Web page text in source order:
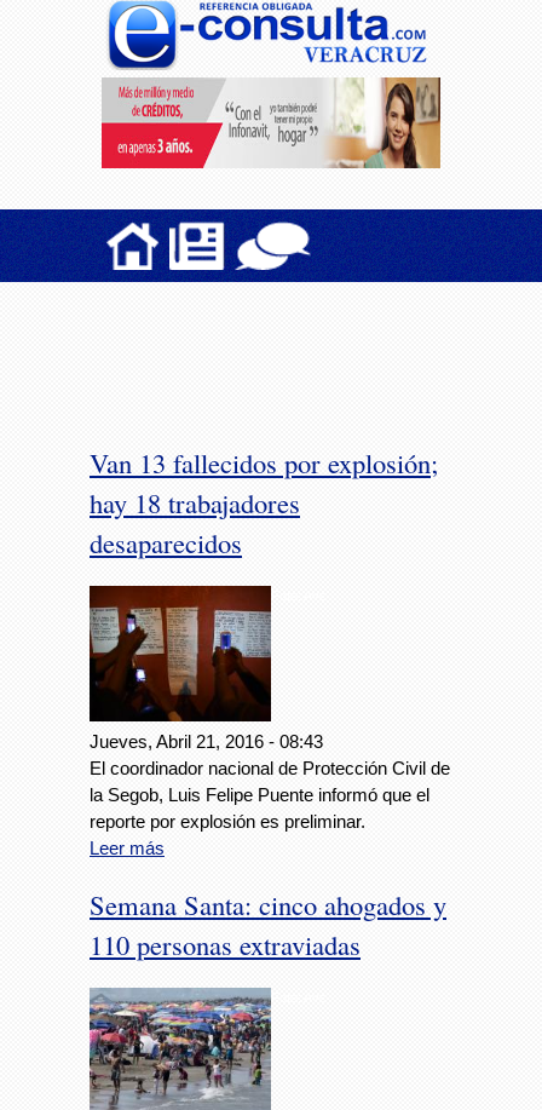
Van 13 fallecidos por explosión;
hay 18 trabajadores
desaparecidos
Jueves, Abril 21, 2016 - 08:43
El coordinador nacional de Protección Civil de
la Segob, Luis Felipe Puente informó que el
reporte por explosión es preliminar.
Leer más
Semana Santa: cinco ahogados y
110 personas extraviadas